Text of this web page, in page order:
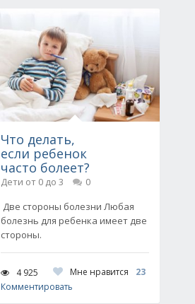
Что делать,
если ребенок
часто болеет?
Дети от 0 до 3
0
Две стороны болезни Любая
болезнь для ребенка имеет две
стороны.
4 925 Мне нравится
23
Комментировать